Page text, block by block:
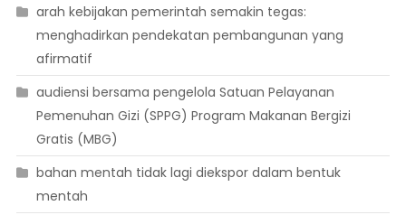
arah kebijakan pemerintah semakin tegas:
menghadirkan pendekatan pembangunan yang
afirmatif
audiensi bersama pengelola Satuan Pelayanan
Pemenuhan Gizi (SPPG) Program Makanan Bergizi
Gratis (MBG)
bahan mentah tidak lagi diekspor dalam bentuk
mentah